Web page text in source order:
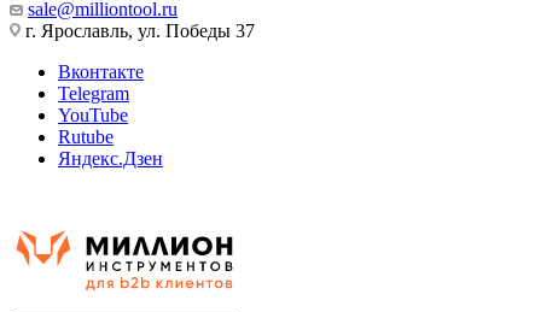
sale@milliontool.ru
г. Ярославль, ул. Победы 37
Вконтакте
Telegram
YouTube
Rutube
Яндекс.Дзен